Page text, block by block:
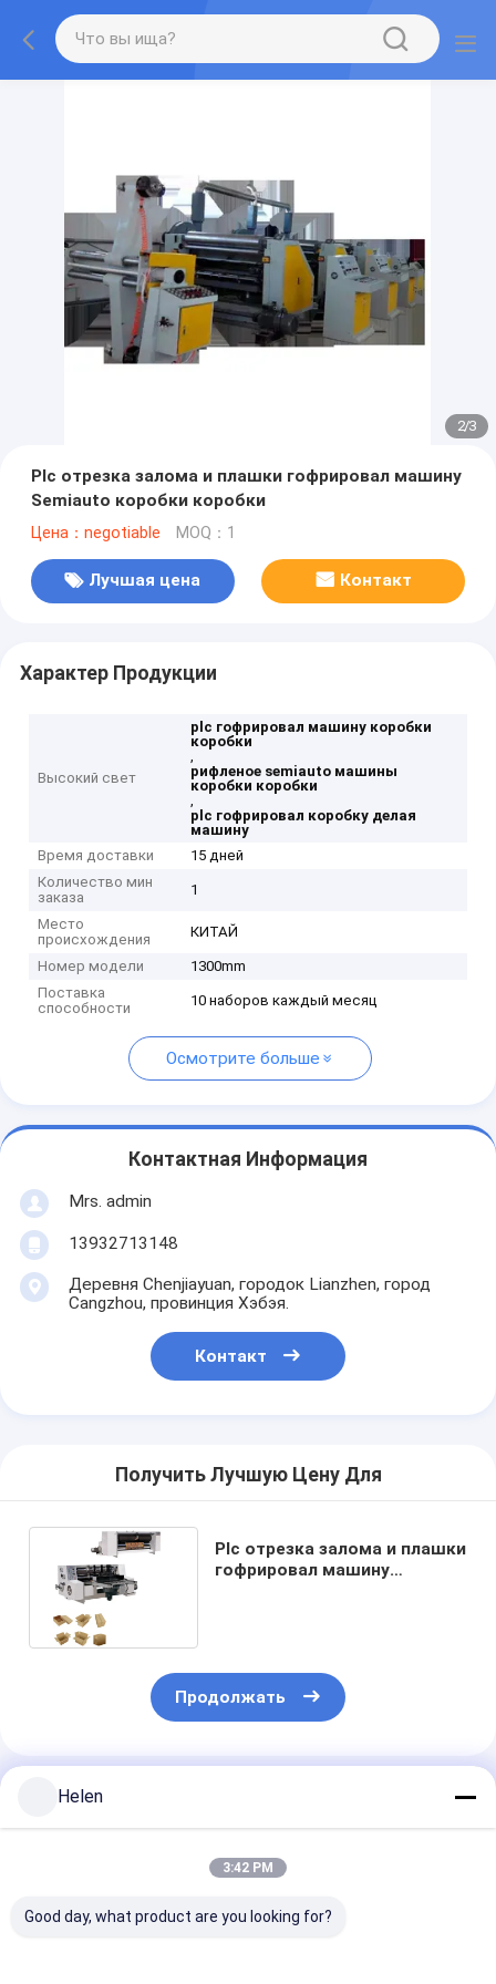
2/3
Plc отрезка залома и плашки гофрировал машину
Semiauto коробки коробки
Цена：negotiable MOQ：1
Лучшая цена Контакт
Характер Продукции
Высокий свет
plc гофрировал машину коробки
коробки
,
рифленое semiauto машины
коробки коробки
,
plc гофрировал коробку делая
машину
Время доставки
15 дней
Количество мин
заказа
1
Место
происхождения
КИТАЙ
Номер модели
1300mm
Поставка
способности
10 наборов каждый месяц
Осмотрите больше
Контактная Информация
Mrs. admin
13932713148
Деревня Chenjiayuan, городок Lianzhen, город
Cangzhou, провинция Хэбэя.
Контакт
Получить Лучшую Цену Для
Plc отрезка залома и плашки
гофрировал машину
Продолжать
Порекомендованные Продукты
Helen
3:42 PM
Good day, what product are you looking for?